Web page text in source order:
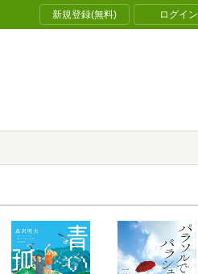
新規登録(無料) ログイン